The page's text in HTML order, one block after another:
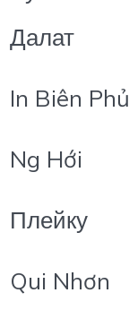
Далат
In Biên Phủ
Ng Hới
Плейку
Qui Nhơn